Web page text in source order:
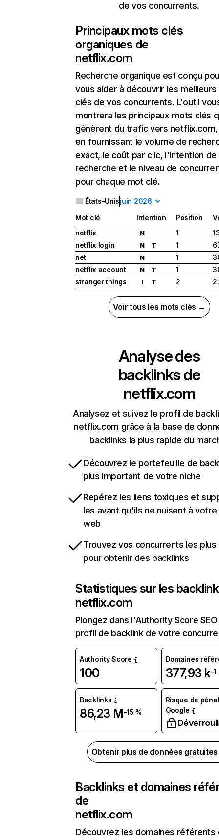
de vos concurrents.
Principaux mots clés
organiques de
netflix.com
Recherche organique est conçu
vous aider à découvrir les
clés de vos concurrents. L'outil
montrera les principaux mots clés
génèrent du trafic vers
en fournissant le volume de
exact, le coût par clic, l'intention de
recherche et le niveau de
pour chaque mot clé.
États-Unisjuin 2026
Mot clé Intention Position
netflix
N 1
netflix login
N T 1
net
N 1
netflix account
N T 1
stranger things
I T 2 2
Voir tous les mots clés →
Analyse des
backlinks de
netflix.com
Analysez et suivez le profil de
netflix.com grâce à la base de
backlinks la plus rapide du
Découvrez le portefeuille de
plus important de votre niche
Repérez les liens toxiques et
les avant qu'ils ne nuisent à
web
Trouvez vos concurrents les
pour obtenir des backlinks
Statistiques sur les
netflix.com
Plongez dans l'Authority Score
profil de backlink de votre
Authority Score
100
Domaines
377,93 k-1
Backlinks
86,23 M-15 %
Risque de
Google
Obtenir plus de données
Backlinks et domaines
de
netflix.com
Découvrez les domaines référents